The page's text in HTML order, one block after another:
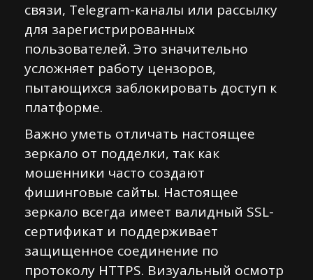
связи, Telegram-каналы или рассылку
для зарегистрированных
пользователей. Это значительно
усложняет работу цензоров,
пытающихся заблокировать доступ к
платформе.
Важно уметь отличать настоящее
зеркало от подделки, так как
мошенники часто создают
фишинговые сайты. Настоящее
зеркало всегда имеет валидный SSL-
сертификат и поддерживает
защищенное соединение по
протоколу HTTPS. Визуальный осмотр